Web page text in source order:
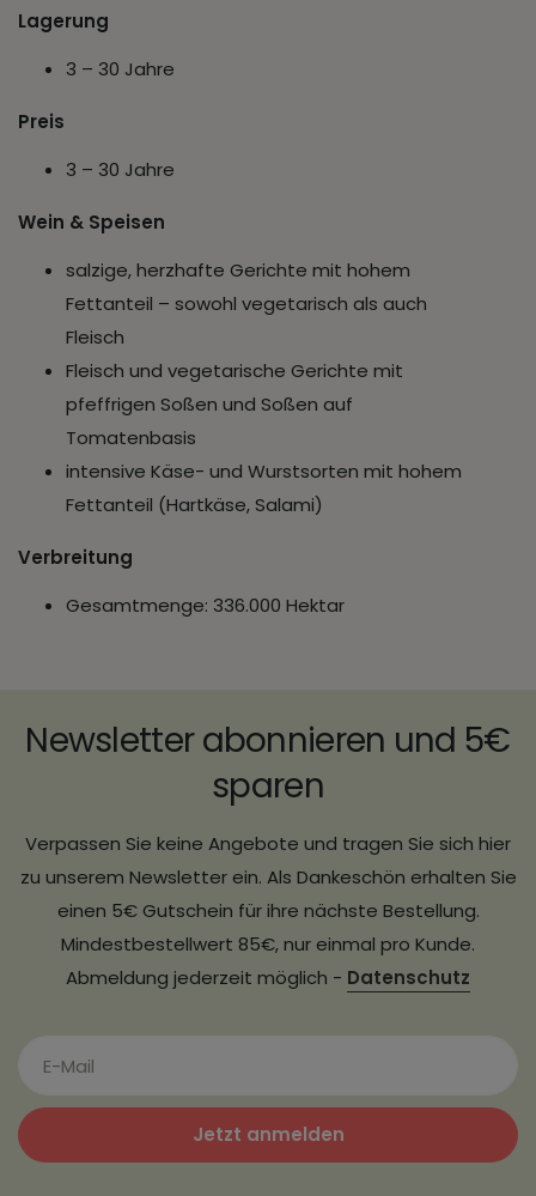
Lagerung
3 – 30 Jahre
Preis
3 – 30 Jahre
Wein & Speisen
salzige, herzhafte Gerichte mit hohem
Fettanteil – sowohl vegetarisch als auch
Fleisch
Fleisch und vegetarische Gerichte mit
pfeffrigen Soßen und Soßen auf
Tomatenbasis
intensive Käse- und Wurstsorten mit hohem
Fettanteil (Hartkäse, Salami)
Verbreitung
Gesamtmenge: 336.000 Hektar
Newsletter abonnieren und 5€
sparen
Verpassen Sie keine Angebote und tragen Sie sich hier
zu unserem Newsletter ein. Als Dankeschön erhalten Sie
einen 5€ Gutschein für ihre nächste Bestellung.
Mindestbestellwert 85€, nur einmal pro Kunde.
Abmeldung jederzeit möglich - Datenschutz
Jetzt anmelden